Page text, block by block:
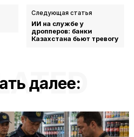
Следующая статья
ИИ на службе у
дропперов: банки
Казахстана бьют тревогу
далее: